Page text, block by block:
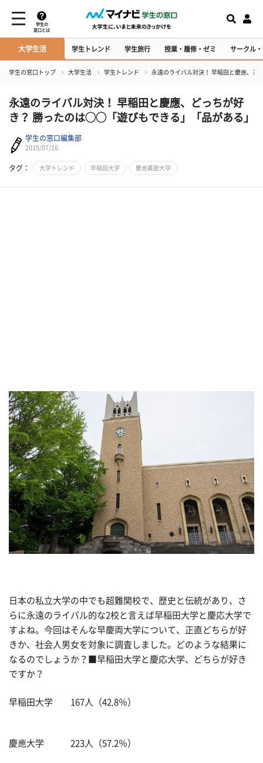
学生の
窓口とは
大学生活 学生トレンド 学生旅行 授業・履修・ゼミ サークル
学生の窓口トップ 大学生活 学生トレンド 永遠のライバル対決！ 早稲田と慶應、
永遠のライバル対決！ 早稲田と慶應、どっちが好
き？ 勝ったのは◯◯「遊びもできる」「品がある」
学生の窓口編集部
2015/07/16
タグ： 大学トレンド 早稲田大学 慶應義塾大学
日本の私立大学の中でも超難関校で、歴史と伝統があり、さ
らに永遠のライバル的な2校と言えば早稲田大学と慶応大学で
すよね。今回はそんな早慶両大学について、正直どちらが好
きか、社会人男女を対象に調査しました。どのような結果に
なるのでしょうか？■早稲田大学と慶応大学、どちらが好き
ですか？
早稲田大学 167人（42.8％）
慶應大学 223人（57.2％）